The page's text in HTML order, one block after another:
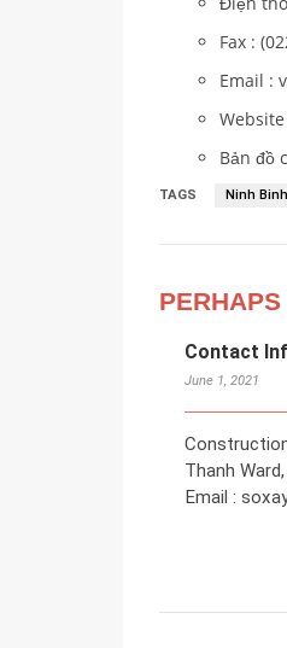
Fax :
Email :
Bản đồ
TAGS Ninh Binh
Contact
June 1, 2021
Thanh
Email :